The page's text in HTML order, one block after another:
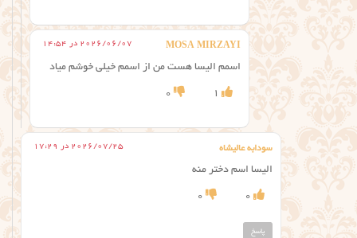
MOSA MIRZAYI 2026/06/07 در 14:54
اسمم الیسا هست من از اسمم خیلی خوشم میاد
1
0
سودابه عالیشاه 2026/07/25 در 17:29
الیسا اسم‌ دختر منه
0
0
پاسخ